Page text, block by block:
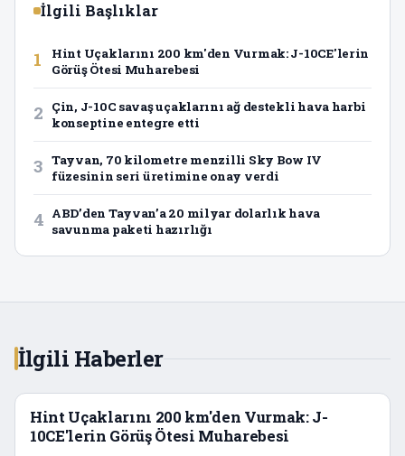
İlgili Başlıklar
1
Hint Uçaklarını 200 km'den Vurmak: J-10CE'lerin
Görüş Ötesi Muharebesi
2
Çin, J-10C savaş uçaklarını ağ destekli hava harbi
konseptine entegre etti
3 Tayvan, 70 kilometre menzilli Sky Bow IV
füzesinin seri üretimine onay verdi
4 ABD’den Tayvan’a 20 milyar dolarlık hava
savunma paketi hazırlığı
İlgili Haberler
Hint Uçaklarını 200 km'den Vurmak: J-
10CE'lerin Görüş Ötesi Muharebesi